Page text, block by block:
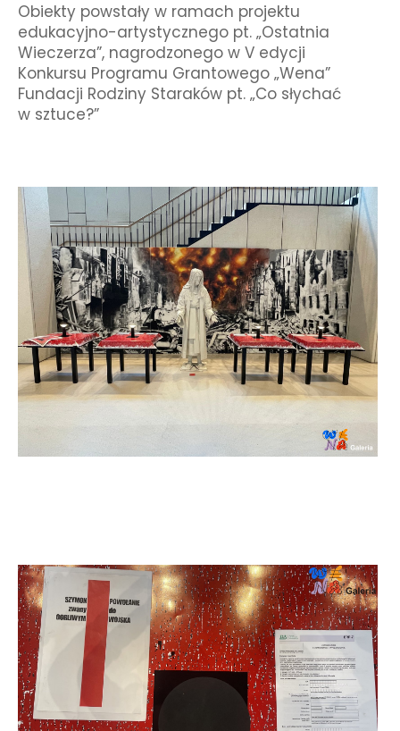
Obiekty powstały w ramach projektu
edukacyjno-artystycznego pt. „Ostatnia
Wieczerza”, nagrodzonego w V edycji
Konkursu Programu Grantowego „Wena”
Fundacji Rodziny Staraków pt. „Co słychać
w sztuce?”